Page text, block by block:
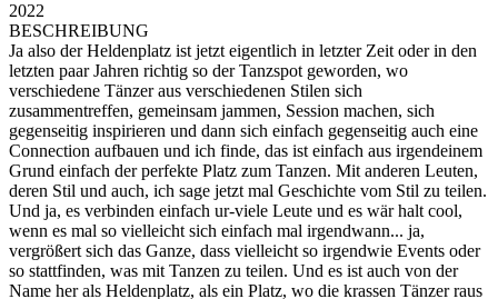
2022
BESCHREIBUNG
Ja also der Heldenplatz ist jetzt eigentlich in letzter Zeit oder in den
letzten paar Jahren richtig so der Tanzspot geworden, wo
verschiedene Tänzer aus verschiedenen Stilen sich
zusammentreffen, gemeinsam jammen, Session machen, sich
gegenseitig inspirieren und dann sich einfach gegenseitig auch eine
Connection aufbauen und ich finde, das ist einfach aus irgendeinem
Grund einfach der perfekte Platz zum Tanzen. Mit anderen Leuten,
deren Stil und auch, ich sage jetzt mal Geschichte vom Stil zu teilen.
Und ja, es verbinden einfach ur-viele Leute und es wär halt cool,
wenn es mal so vielleicht sich einfach mal irgendwann... ja,
vergrößert sich das Ganze, dass vielleicht so irgendwie Events oder
so stattfinden, was mit Tanzen zu teilen. Und es ist auch von der
Name her als Heldenplatz, als ein Platz, wo die krassen Tänzer raus